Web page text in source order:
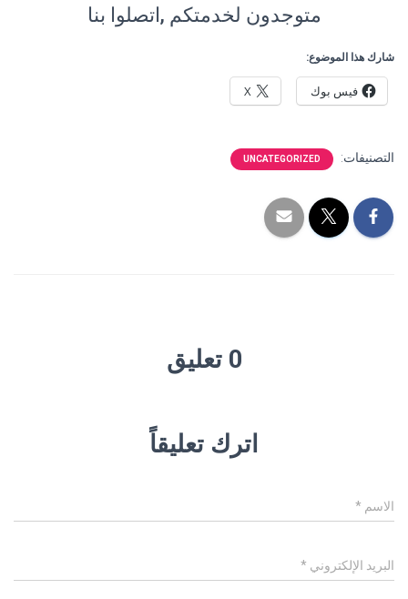
متوجدون لخدمتكم ,اتصلوا بنا
شارك هذا الموضوع:
فيس بوك X
التصنيفات: UNCATEGORIZED
0 تعليق
اترك تعليقاً
الاسم *
البريد الإلكتروني *